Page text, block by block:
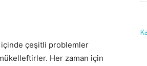
içinde çeşitli problemler
Her zaman için